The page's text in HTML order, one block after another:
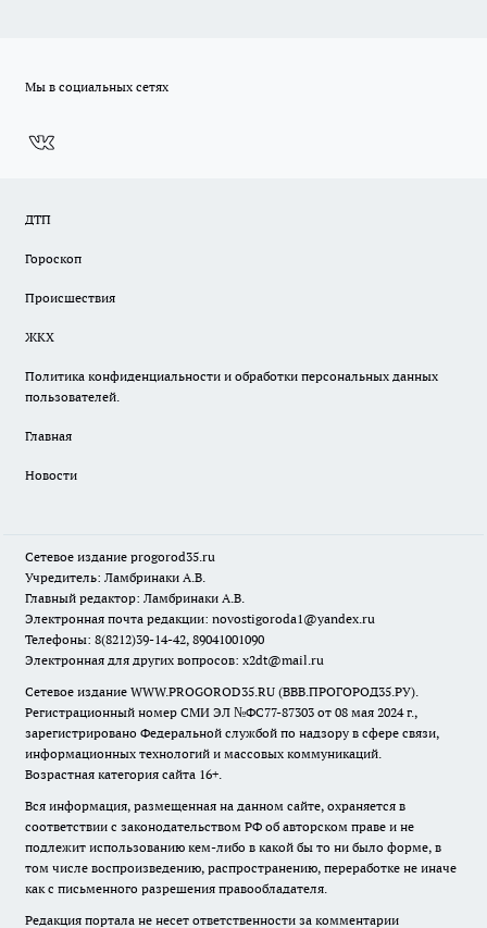
Мы в социальных сетях
ДТП
Гороскоп
Происшествия
ЖКХ
Политика конфиденциальности и обработки персональных данных
пользователей.
Главная
Новости
Сетевое издание progorod35.ru
Учредитель: Ламбринаки А.В.
Главный редактор: Ламбринаки А.В.
Электронная почта редакции: novostigoroda1@yandex.ru
Телефоны: 8(8212)39-14-42, 89041001090
Электронная для других вопросов: x2dt@mail.ru
Сетевое издание WWW.PROGOROD35.RU (ВВВ.ПРОГОРОД35.РУ).
Регистрационный номер СМИ ЭЛ №ФС77-87303 от 08 мая 2024 г.,
зарегистрировано Федеральной службой по надзору в сфере связи,
информационных технологий и массовых коммуникаций.
Возрастная категория сайта 16+.
Вся информация, размещенная на данном сайте, охраняется в
соответствии с законодательством РФ об авторском праве и не
подлежит использованию кем-либо в какой бы то ни было форме, в
том числе воспроизведению, распространению, переработке не иначе
как с письменного разрешения правообладателя.
Редакция портала не несет ответственности за комментарии